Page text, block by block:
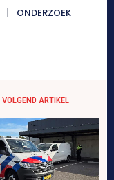
ONDERZOEK
VOLGEND ARTIKEL